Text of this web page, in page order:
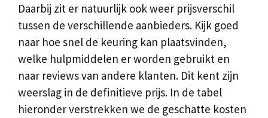
Daarbij zit er natuurlijk ook weer prijsverschil
tussen de verschillende aanbieders. Kijk goed
naar hoe snel de keuring kan plaatsvinden,
welke hulpmiddelen er worden gebruikt en
naar reviews van andere klanten. Dit kent zijn
weerslag in de definitieve prijs. In de tabel
hieronder verstrekken we de geschatte kosten